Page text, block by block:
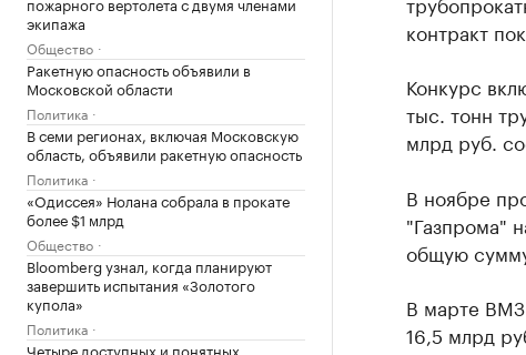
экипажа
Общество
Ракетную опасность объявили в
Московской области
Политика
В семи регионах, включая Московскую
область, объявили ракетную опасность
Политика
«Одиссея» Нолана собрала в прокате
более $1 млрд
Общество
Bloomberg узнал, когда планируют
завершить испытания «Золотого
купола»
Политика
Четыре доступных и понятных
контракт
Конкурс
тыс. тонн
млрд руб.
В ноябре
"Газпрома"
общую
В марте
16,5 млрд